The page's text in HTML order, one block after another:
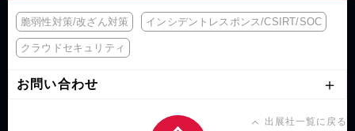
脆弱性対策/改ざん対策 インシデントレスポンス/CSIRT/SOC
クラウドセキュリティ
お問い合わせ
出展社一覧に戻る